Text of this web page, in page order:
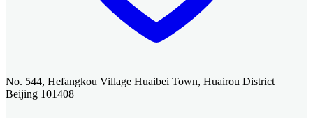
No. 544, Hefangkou Village Huaibei Town, Huairou District
Beijing 101408